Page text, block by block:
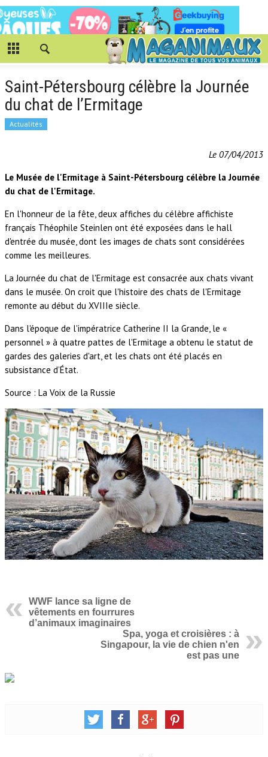
Saint-Pétersbourg célèbre la Journée
du chat de l’Ermitage
Actualités
Le 07/04/2013
Le Musée de l'Ermitage à Saint-Pétersbourg célèbre la Journée
du chat de l'Ermitage.
En l'honneur de la fête, deux affiches du célèbre affichiste
français Théophile Steinlen ont été exposées dans le hall
d'entrée du musée, dont les images de chats sont considérées
comme les meilleures.
La Journée du chat de l'Ermitage est consacrée aux chats vivant
dans le musée. On croit que l'histoire des chats de l'Ermitage
remonte au début du XVIIIe siècle.
Dans l'époque de l'impératrice Catherine II la Grande, le «
personnel » à quatre pattes de l'Ermitage a obtenu le statut de
gardes des galeries d'art, et les chats ont été placés en
subsistance d’État.
Source : La Voix de la Russie
WWF lance sa ligne de
vêtements en fourrures
d’animaux imaginaires
Spa, yoga et croisières : à
Singapour, la vie de chien n'en
est pas une